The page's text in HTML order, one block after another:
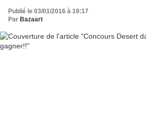
Publié le 03/01/2016 à 19:17
Par Bazaart